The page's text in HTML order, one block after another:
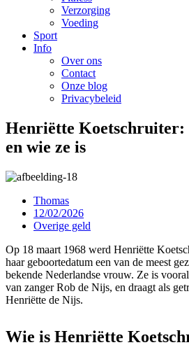
Verzorging
Voeding
Sport
Info
Over ons
Contact
Onze blog
Privacybeleid
Henriëtte Koetschruiter:
en wie ze is
Thomas
12/02/2026
Overige geld
Op 18 maart 1968 werd Henriëtte
haar geboortedatum een van de meest
bekende Nederlandse vrouw. Ze is
van zanger Rob de Nijs, en draagt als
Henriëtte de Nijs.
Wie is Henriëtte